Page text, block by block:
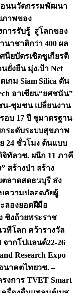
อนนวัตกรรมพัฒนา
ภาพของ
การรับรู้ สู่โลกของ
นาชาติกว่า 400 ผล
นียบัตรเชิดชูเกียรติ
ยั่งยืน มุ่งเป้า Net
เกม Siam Silica ดัน
อาเซียน“ยศชนัน”
น-ชุมชน เปลี่ยนงาน
อบ 17 ปี ชูมาตรฐาน
กระดับระบบสุขภาพ
24 ชั่วโมง ต้นแบบ
จิทัลวช. ผนึก 11 ภาคี
สร้างป่า สร้าง
ตลาดสดธนบุรี ส่ง
ความปลอดภัยผู้
ลองยอดฝีมือ
ชิงถ้วยพระราช
ทีโลก คว้ารางวัล
จากโปแลนด์22-26
Research Expo
อนาคตไทยวช. –
งการ TVET Smart